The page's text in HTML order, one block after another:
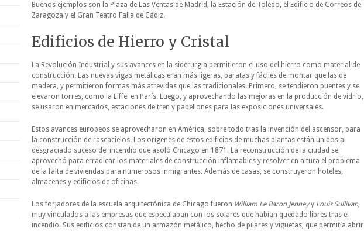
Buenos ejemplos son la Plaza de Las Ventas de Madrid, la Estación de Toledo, el Edificio de Correos de
Zaragoza y el Gran Teatro Falla de Cádiz.
Edificios de Hierro y Cristal
La Revolución Industrial y sus avances en la siderurgia permitieron el uso del hierro como material de
construcción. Las nuevas vigas metálicas eran más ligeras, baratas y fáciles de montar que las de
madera, y permitieron formas más atrevidas que las tradicionales. Primero, se tendieron puentes y se
elevaron torres, como la Eiffel en París. Luego, y aprovechando las mejoras en la producción de vidrio,
se usaron en mercados, estaciones de tren y pabellones para las exposiciones universales.
Estos avances europeos se aprovecharon en América, sobre todo tras la invención del ascensor, para
la construcción de rascacielos. Los orígenes de estos edificios de muchas plantas están unidos al
desgraciado suceso del incendio que asoló Chicago en 1871. La reconstrucción de la ciudad se
aprovechó para erradicar los materiales de construcción inflamables y resolver en altura el problema
de la falta de viviendas para numerosos inmigrantes. Además de casas, se construyeron hoteles,
almacenes y edificios de oficinas.
Los forjadores de la escuela arquitectónica de Chicago fueron William Le Baron Jenneyy Louis Sullivan,
muy vinculados a las empresas que especulaban con los solares que habían quedado libres tras el
incendio. Sus edificios constan de un armazón metálico, hecho de pilares y viguetas, que permitía abrir